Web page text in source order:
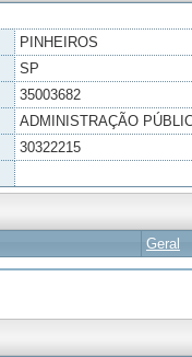
PINHEIROS
SP
35003682
ADMINISTRAÇÃO
30322215
Geral